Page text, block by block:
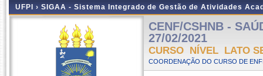
UFPI › SIGAA - Sistema Integrado de Gestão de Atividades
CENF/CSHNB -
27/02/2021
CURSO NÍVEL LATO
COORDENAÇÃO DO CURSO DE